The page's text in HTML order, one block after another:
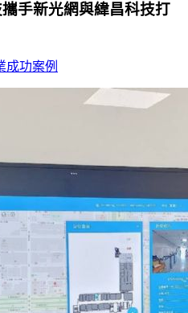
手新光網與緯昌科技打
成功案例